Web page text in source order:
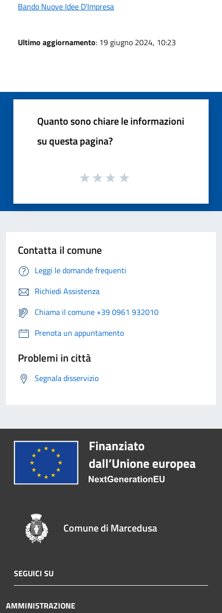
Bando Nuove Idee D'Impresa
Ultimo aggiornamento: 19 giugno 2024, 10:23
Quanto sono chiare le informazioni
su questa pagina?
Contatta il comune
Leggi le domande frequenti
Richiedi Assistenza
Chiama il comune +39 0961 932010
Prenota un appuntamento
Problemi in città
Segnala disservizio
Comune di Marcedusa
SEGUICI SU
AMMINISTRAZIONE